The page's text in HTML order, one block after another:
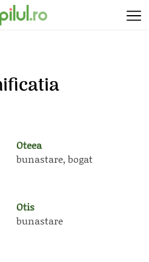
Oteea
bunastare, bogat
Otis
bunastare